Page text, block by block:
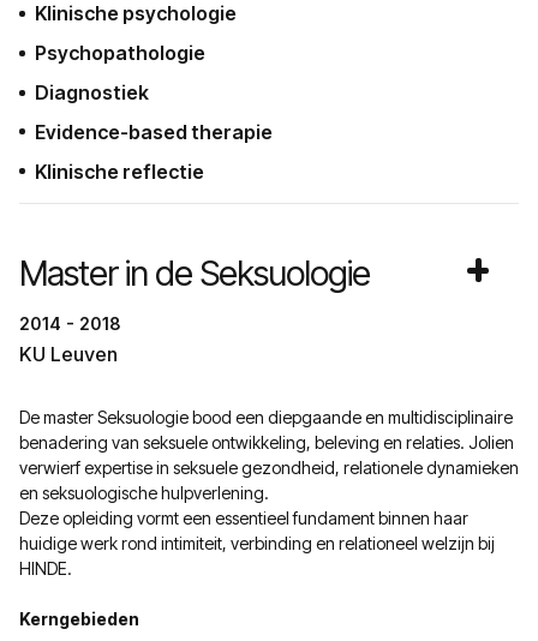
Klinische psychologie
Psychopathologie
Diagnostiek
Evidence-based therapie
Klinische reflectie
2014 - 2018
Master in de Seksuologie
KU Leuven
De master Seksuologie bood een diepgaande en multidisciplinaire
benadering van seksuele ontwikkeling, beleving en relaties. Jolien
verwierf expertise in seksuele gezondheid, relationele dynamieken
en seksuologische hulpverlening.
Deze opleiding vormt een essentieel fundament binnen haar
huidige werk rond intimiteit, verbinding en relationeel welzijn bij
HINDE.
Kerngebieden